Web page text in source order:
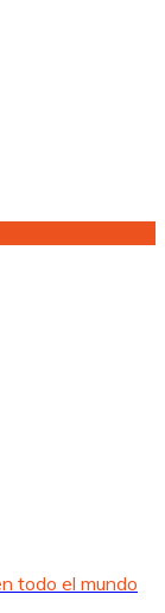
todo el mundo